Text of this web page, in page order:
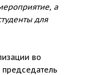
а
для
во